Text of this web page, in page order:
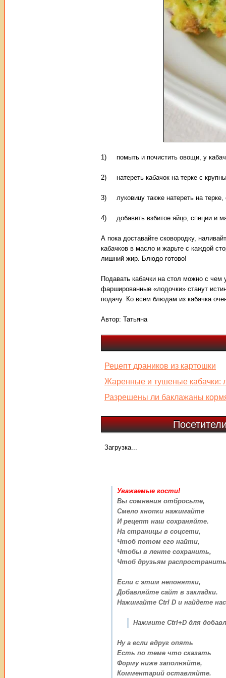
1) помыть и почистить овощи, у
2) натереть кабачок на терке с
3) луковицу также натереть на терке,
4) добавить взбитое яйцо, специи и
А пока доставайте сковородку,
кабачков в масло и жарьте с каждой
лишний жир. Блюдо готово!
Подавать кабачки на стол можно с чем
фаршированные «лодочки» станут
подачу. Ко всем блюдам из кабачка
Автор: Татьяна
Рецепт драников из картошки
Жаренные и тушеные кабачки:
Разрешены ли баклажаны
Загрузка...
Уважаемые гости!
Вы сомнения отбросьте,
Смело кнопки нажимайте
И рецепт наш сохраняйте.
На страницы в соцсети,
Чтоб потом его найти,
Чтобы в ленте сохранить,
Чтоб друзьям
Если с этим непонятки,
Добавляйте сайт в закладки.
Нажимайте Ctrl D и найдете
Нажмите Ctrl+D для
Ну а если вдруг опять
Есть по теме что сказать
Форму ниже заполняйте,
Комментарий оставляйте.